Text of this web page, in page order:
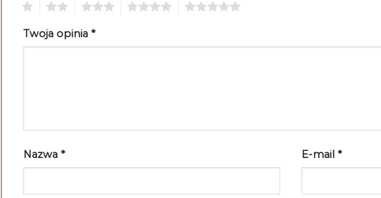
Twoja opinia *
Nazwa * E-mail *